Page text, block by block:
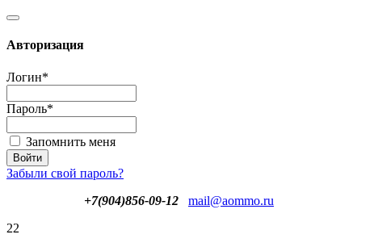
Авторизация
Логин*
Пароль*
Запомнить меня
Забыли свой пароль?
+7(904)856-09-12
mail@aommo.ru
22